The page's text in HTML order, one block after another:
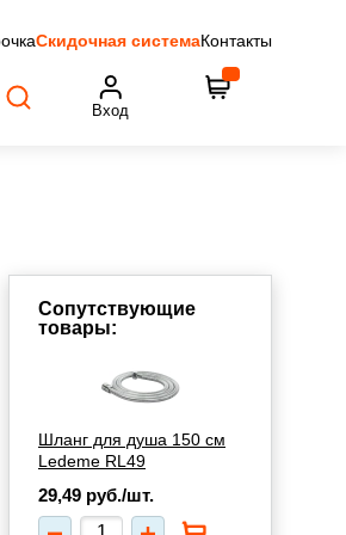
Скидочная системаКонтакты
Вход
Сопутствующие
товары:
Шланг для душа 150 см
Ledeme RL49
29,49 руб./шт.